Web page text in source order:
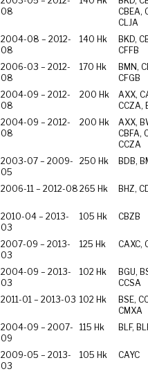
08
CBEA,
CLJA
2004-08 – 2012-
08
140 Hk
BKD,
CFFB
2006-03 – 2012-
08
170 Hk
BMN,
CFGB
2004-09 – 2012-
08
200 Hk
AXX,
CCZA,
2004-09 – 2012-
08
200 Hk
AXX,
CBFA,
CCZA
2003-07 – 2009-
05
250 Hk BDB,
2006-11 – 2012-08 265 Hk BHZ,
2010-04 – 2013-
03
105 Hk CBZB
2007-09 – 2013-
03
125 Hk CAXC,
2004-09 – 2013-
03
102 Hk
BGU,
CCSA
2011-01 – 2013-03 102 Hk
BSE,
CMXA
2004-09 – 2007-
09
115 Hk BLF,
2009-05 – 2013-
03
105 Hk CAYC